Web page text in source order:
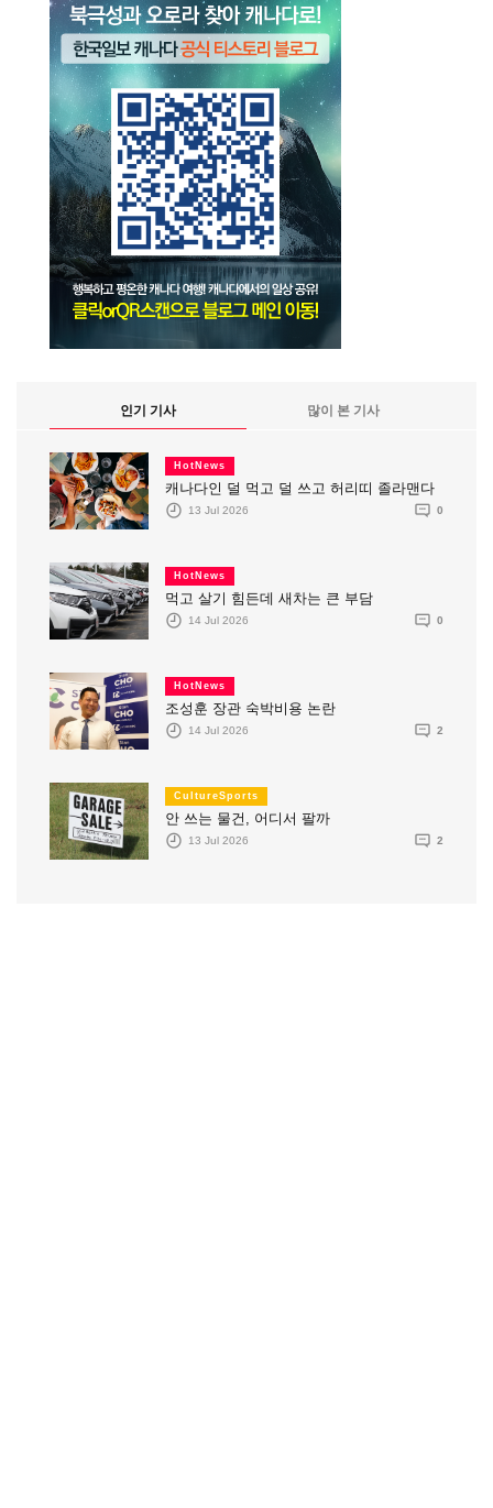
인기 기사 많이 본 기사
HotNews
캐나다인 덜 먹고 덜 쓰고 허리띠 졸라맨다
13 Jul 2026 0
HotNews
먹고 살기 힘든데 새차는 큰 부담
14 Jul 2026 0
HotNews
조성훈 장관 숙박비용 논란
14 Jul 2026 2
CultureSports
안 쓰는 물건, 어디서 팔까
13 Jul 2026 2